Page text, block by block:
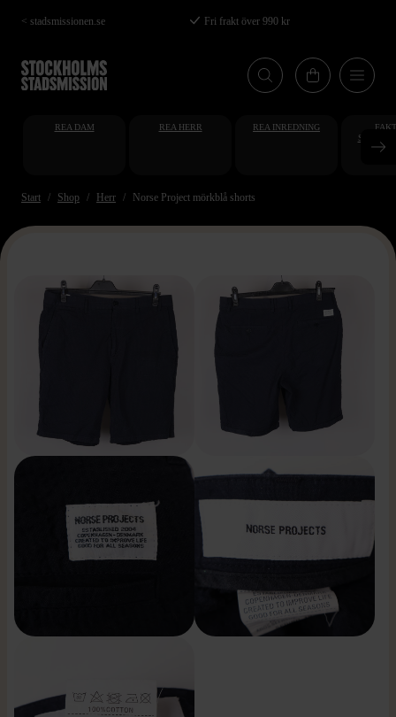
Hoppa
till
huvudinnehåll
< stadsmissionen.se Fri frakt över 990 kr
REA DAM REA HERR REA INREDNING
Start Shop Herr Norse Project mörkblå shorts